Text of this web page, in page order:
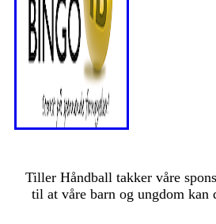
Tiller Håndball takker våre
til at våre barn og ungdom kan